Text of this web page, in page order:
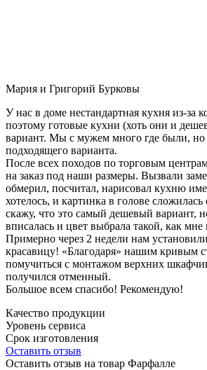
Мария и Григорий Бурковы
У нас в доме нестандартная кухня из-за
поэтому готовые кухни (хоть они и
вариант. Мы с мужем много где были,
подходящего варианта.
После всех походов по торговым
на заказ под наши размеры. Вызвали
обмерил, посчитал, нарисовал кухню
хотелось, и картинка в голове
скажу, что это самый дешевый вариант,
вписалась и цвет выбрала такой, как мне
Примерно через 2 недели нам
красавицу! «Благодаря» нашим кривым
помучиться с монтажом верхних
получился отменный.
Большое всем спасибо! Рекомендую!
Качество продукции
Уровень сервиса
Срок изготовления
Оставить отзыв
Оставить отзыв на товар Фарфалле